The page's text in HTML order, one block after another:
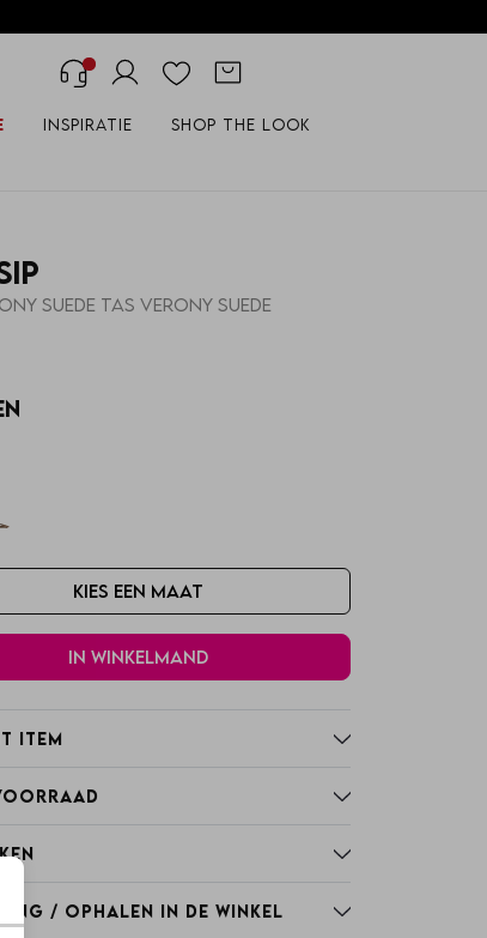
Inspiratie Shop the look
SUEDE TAS VERONY SUEDE
Kies een maat
In winkelmand
item
/ Ophalen in de winkel